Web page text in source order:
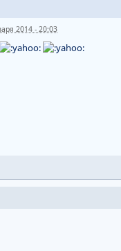
2014 - 20:03